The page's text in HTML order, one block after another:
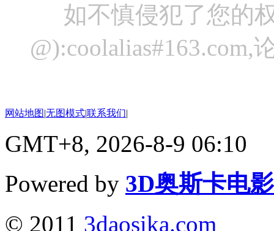
如不慎侵犯了您的
网站地图|无图模式|联系我们|
GMT+8, 2026-8-9 06:10
Powered by 3D奥斯卡电
© 2011 3daosika.com